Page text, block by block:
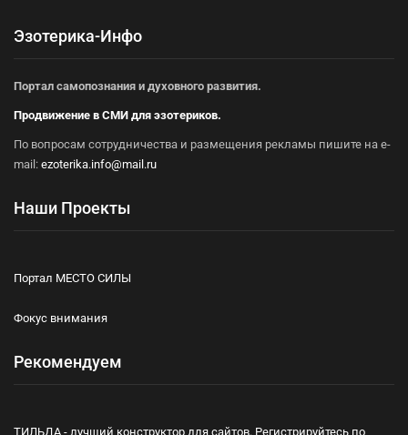
Эзотерика-Инфо
Портал самопознания и духовного развития.
Продвижение в СМИ для эзотериков.
По вопросам сотрудничества и размещения рекламы пишите на e-
mail: ezoterika.info@mail.ru
Наши Проекты
Портал МЕСТО СИЛЫ
Фокус внимания
Рекомендуем
ТИЛЬДА - лучший конструктор для сайтов. Регистрируйтесь по